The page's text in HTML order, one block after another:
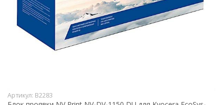
Артикул: B2283